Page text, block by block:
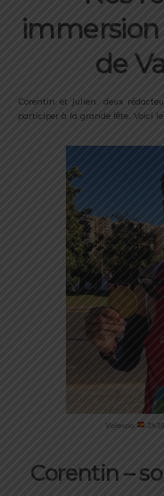
de
Corentin et Julien, deux
participer à la grande fête. Voici
Valencia
Corentin –